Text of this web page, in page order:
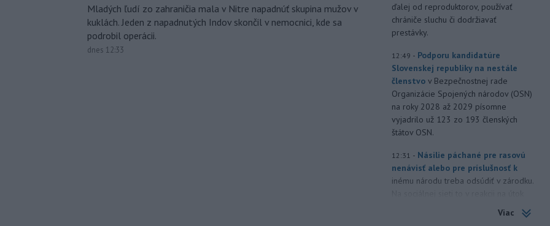
Mladých ľudí zo zahraničia mala v Nitre napadnúť skupina mužov v
kuklách. Jeden z napadnutých Indov skončil v nemocnici, kde sa
podrobil operácii.
dnes 12:33
ďalej od reproduktorov, používať
chrániče sluchu či dodržiavať
prestávky.
12:49 - Podporu kandidatúre
Slovenskej republiky na nestále
členstvo v Bezpečnostnej rade
Organizácie Spojených národov (OSN)
na roky 2028 až 2029 písomne
vyjadrilo už 123 zo 193 členských
štátov OSN.
12:31 - Násilie páchané pre rasovú
nenávisť alebo pre príslušnosť k
inému národu treba odsúdiť v zárodku.
Viac